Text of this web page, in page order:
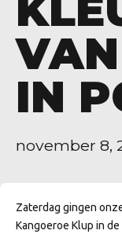
IN
november 8,
Zaterdag gingen
Kangoeroe Klup in